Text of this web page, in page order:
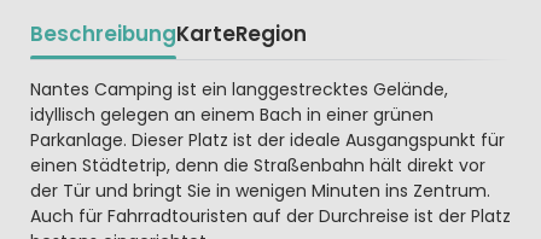
BeschreibungKarteRegion
Beschrijving
Nantes Camping ist ein langgestrecktes Gelände,
idyllisch gelegen an einem Bach in einer grünen
Parkanlage. Dieser Platz ist der ideale Ausgangspunkt für
einen Städtetrip, denn die Straßenbahn hält direkt vor
der Tür und bringt Sie in wenigen Minuten ins Zentrum.
Auch für Fahrradtouristen auf der Durchreise ist der Platz